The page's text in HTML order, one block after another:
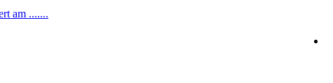
am .......